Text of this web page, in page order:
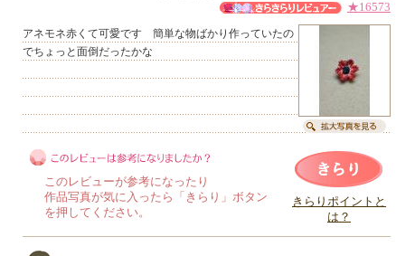
★16573
アネモネ赤くて可愛です 簡単な物ばかり作っていたの
でちょっと面倒だったかな
このレビューが参考になったり
作品写真が気に入ったら「きらり」ボタン
を押してください。
きらりポイントと
は？